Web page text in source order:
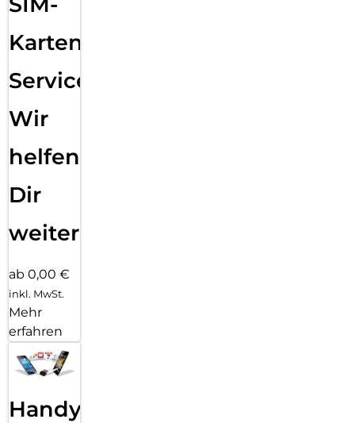
Karten
Service:
Wir
helfen
Dir
weiter
ab 0,00 €
inkl. MwSt.
Mehr
erfahren
Handy